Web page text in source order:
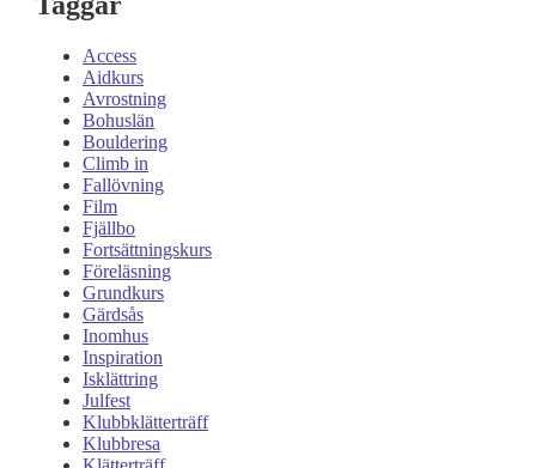
Access
Aidkurs
Avrostning
Bohuslän
Bouldering
Climb in
Fallövning
Film
Fjällbo
Fortsättningskurs
Föreläsning
Grundkurs
Gärdsås
Inomhus
Inspiration
Isklättring
Julfest
Klubbklätterträff
Klubbresa